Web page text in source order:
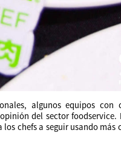
algunos equipos con
del sector
chefs a seguir usando más